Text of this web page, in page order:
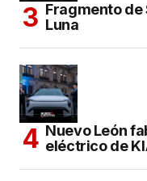
Fragmento de
Luna
Nuevo León
eléctrico de